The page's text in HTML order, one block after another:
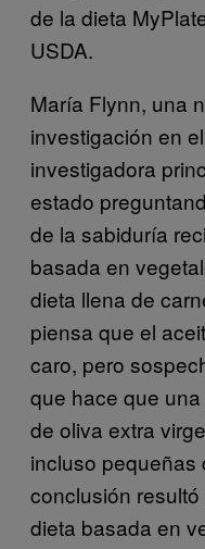
de la dieta
USDA.
María Flynn, una
investigación en
investigadora
estado
de la sabiduría
basada en
dieta llena de
piensa que el
caro, pero
que hace que
de oliva extra
incluso pequeñas
conclusión
dieta basada en